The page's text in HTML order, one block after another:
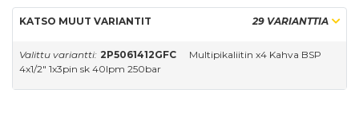
KATSO MUUT VARIANTIT 29 VARIANTTIA
Valittu variantti: 2P5061412GFC
Multipikaliitin x4 Kahva BSP
4x1/2" 1x3pin sk 40lpm 250bar